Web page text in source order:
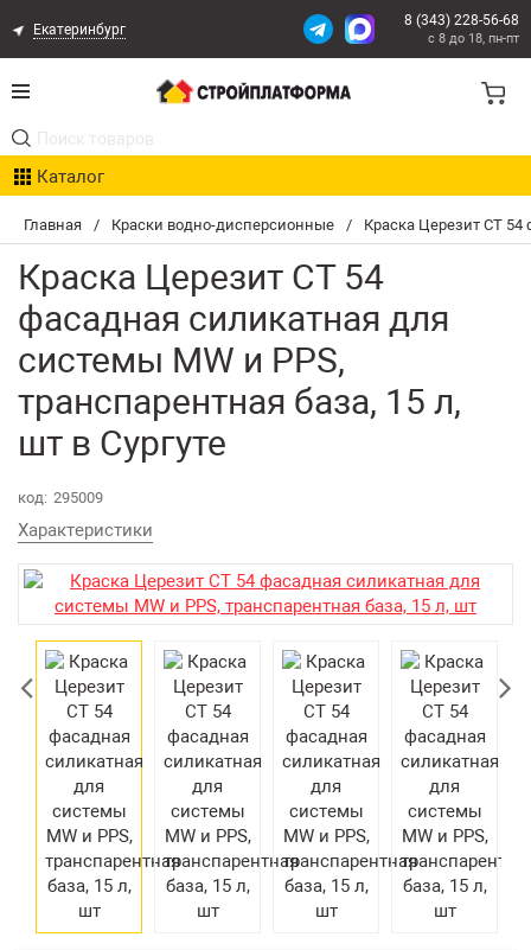
Главная / Краски водно-дисперсионные / Краска Церезит CT
Краска Церезит CT 54
фасадная силикатная для
системы MW и PPS,
транспарентная база, 15 л,
шт в Сургуте
код: 295009
Характеристики
Екатеринбург
8 (343) 228-56-68
с 8 до 18, пн-пт
Каталог
Акции
Расчет доставки
Организациям
Опыт поставок
Статьи
Контакты
Возврат товара
Екатеринбург